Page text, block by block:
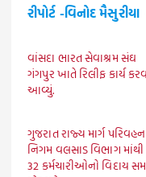
રીપોર્ટ -વિનોદ
વાંસદા ભારત સેવાશ્રમ સંઘ
ગંગપુર ખાતે રિલીફ કાર્ય
આવ્યું.
ગુજરાત રાજ્ય માર્ગ પરિવહન
નિગમ વલસાડ વિભાગ
32 કર્મચારીઓનો વિદાય